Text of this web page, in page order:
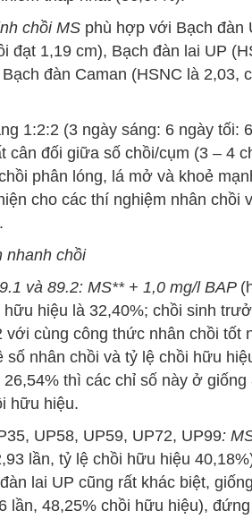
chồi MS phù hợp với Bạch đàn
đạt 1,19 cm), Bạch đàn lai UP
đàn Caman (HSNC là 2,03,
1:2:2 (3 ngày sáng: 6 ngày tối:
cân đối giữa số chồi/cụm (3 – 4
phân lóng, lá mở và khoẻ
cho các thí nghiệm nhân chồi
nhanh chồi
và 89.2: MS** + 1,0 mg/l BAP
hữu hiệu là 32,40%; chồi sinh
với cùng công thức nhân chồi tốt
số nhân chồi và tỷ lệ chồi hữu
26,54% thì các chỉ số này ở
hữu hiệu.
UP58, UP59, UP72, UP99:
lần, tỷ lệ chồi hữu hiệu
lai UP cũng rất khác biệt,
lần, 48,25% chồi hữu hiệu),